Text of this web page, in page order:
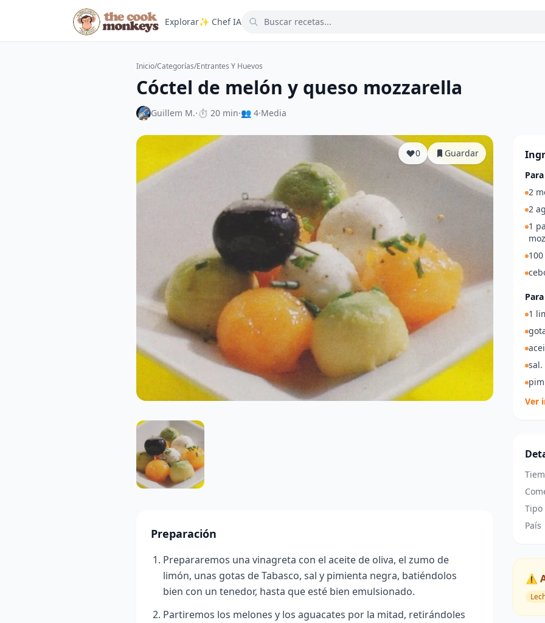
Explorar✨ Chef IA
Inicio/Categorías/Entrantes Y Huevos
Cóctel de melón y queso mozzarella
Guillem M.·⏱ 20 min·👥 4·Media
0 Guardar
Preparación
Prepararemos una vinagreta con el aceite de oliva, el zumo de
limón, unas gotas de Tabasco, sal y pimienta negra, batiéndolos
bien con un tenedor, hasta que esté bien emulsionado.
Partiremos los melones y los aguacates por la mitad, retirándoles
2
2
1
1
sal.
Ver
Tipo
País
⚠️